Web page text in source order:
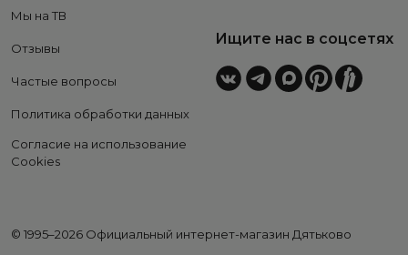
Мы на ТВ
Отзывы
Частые вопросы
Политика обработки данных
Согласие на использование
Cookies
Ищите нас в соцсетях
© 1995–2026 Официальный интернет-магазин Дятьково